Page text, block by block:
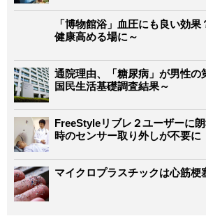
「博物館浴」血圧にも良い効果
健康高める場に～
通院理由、「糖尿病」が男性
国民生活基礎調査結果～
FreeStyleリブレ２ユーザーに
時のセンサー取り外しが不要に
マイクロプラスチックは心筋梗